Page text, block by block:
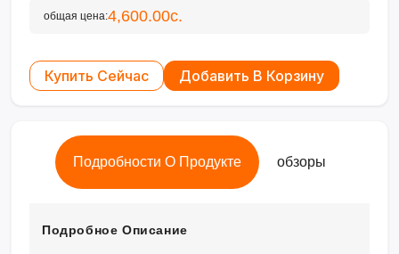
общая цена:4,600.00с.
Купить Сейчас Добавить В Корзину
Подробности О Продукте обзоры
Подробное Описание